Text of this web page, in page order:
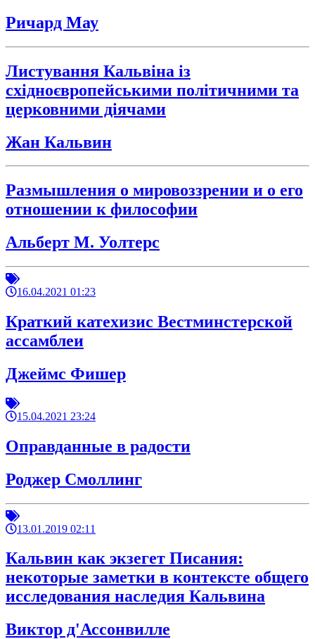
Ричард Мау
Листування Кальвіна із
східноєвропейськими політичними та
церковними діячами
Жан Кальвин
Размышления о мировоззрении и о его
отношении к философии
Альберт М. Уолтерс
16.04.2021 01:23
Краткий катехизис Вестминстерской
ассамблеи
Джеймс Фишер
15.04.2021 23:24
Оправданные в радости
Роджер Смоллинг
13.01.2019 02:11
Кальвин как экзегет Писания:
некоторые заметки в контексте общего
исследования наследия Кальвина
Виктор д'Ассонвилле